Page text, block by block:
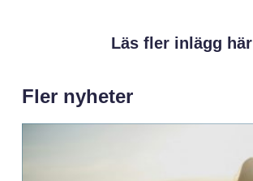
Läs fler inlägg här
Fler nyheter